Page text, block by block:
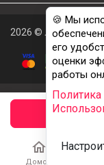
2026 © Люкс
🍪 Мы
его
оценки
работы

Домой
